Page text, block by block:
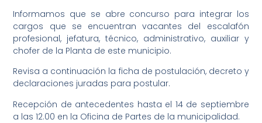
Informamos que se abre concurso para integrar los
cargos que se encuentran vacantes del escalafón
profesional, jefatura, técnico, administrativo, auxiliar y
chofer de la Planta de este municipio.
Revisa a continuación la ficha de postulación, decreto y
declaraciones juradas para postular.
Recepción de antecedentes hasta el 14 de septiembre
a las 12.00 en la Oficina de Partes de la municipalidad.